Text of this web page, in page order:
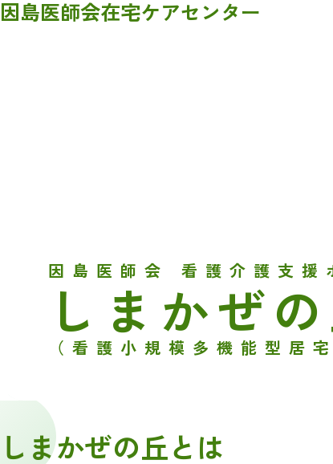
因島医師会在宅ケアセンター
因島医師会 看護介護支援
しまかぜ
（看護小規模多機能型居
しまかぜの丘とは